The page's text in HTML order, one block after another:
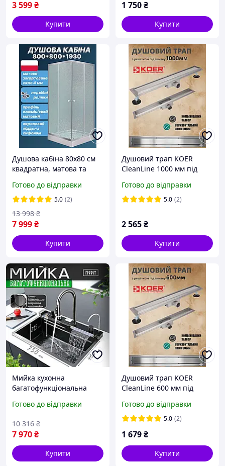
3 599₴
Купити
1 750₴
Купити
Душова кабіна 80х80 см
квадратна, матова та
Готово до відправки
5.0 (2)
7 999₴
13 998 ₴
Купити
Душовий трап KOER
CleanLine 1000 мм під
із нержавіючої сталі
FD30-70x1000 AC0703
Готово до відправки
5.0 (2)
2 565₴
Купити
Мийка кухонна
багатофункціональна
Graphite для кухні з
нержавіючої сталі
Готово до відправки
7 970₴
10 316 ₴
Купити
Душовий трап KOER
CleanLine 600 мм під
із нержавіючої сталі
FD30-70x600 AC0699
Готово до відправки
5.0 (2)
1 679₴
Купити